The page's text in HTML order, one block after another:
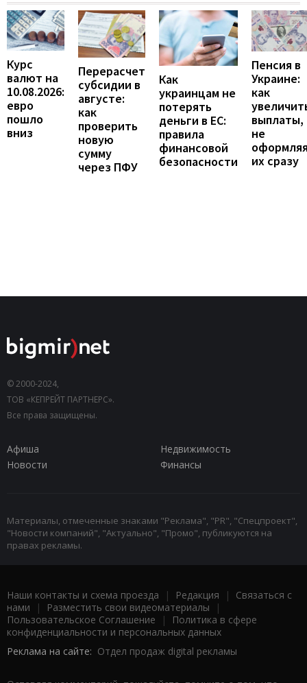
Курс
валют на
10.08.2026:
евро
пошло
вниз
Перерасчет
субсидии в
августе:
как
проверить
новую
сумму
через ПФУ
Как
украинцам не
потерять
деньги в ЕС:
правила
финансовой
безопасности
Пенсия в
Украине:
как
выплаты,
не
их сразу
© 2000-2024,
ТОВ «КЕПРЕЙТ ПАРТНЕРС».
Все права защищены.
Афиша
Недвижимость
Новости
Финансы
Материалы, отмеченные знаками "Реклама", "PR", "Спецпроект",
"Новости компаний", "Актуально", "Промо", публикуются на
правах рекламы.
Наши контакты и схема проезда | Редакция | Связаться с
нами | Разместить свои видеоматериалы |
Пользовательское Соглашение |
Политика в сфере
конфиденциальности и персональных данных
Реклама на сайте: Отдел продаж digital рекламы